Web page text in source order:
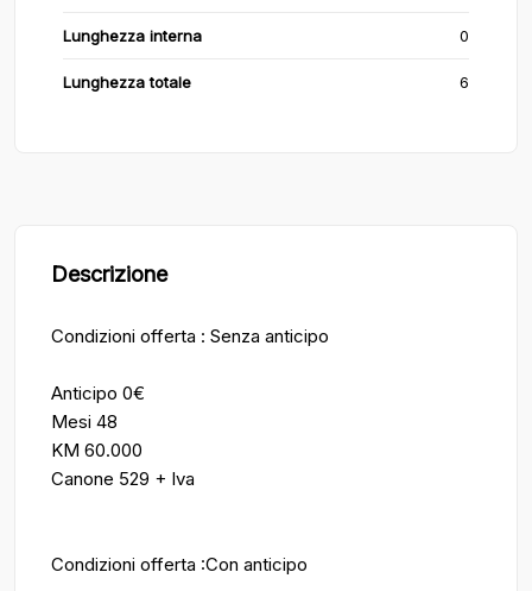
Lunghezza interna 0
Lunghezza totale 6
Descrizione
Condizioni offerta : Senza anticipo
Anticipo 0€
Mesi 48
KM 60.000
Canone 529 + Iva
Condizioni offerta :Con anticipo